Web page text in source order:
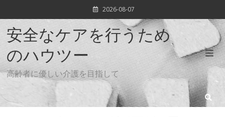
to
content
2026-08-07
安全なケアを行うため
のハウツー
高齢者に優しい介護を目指して